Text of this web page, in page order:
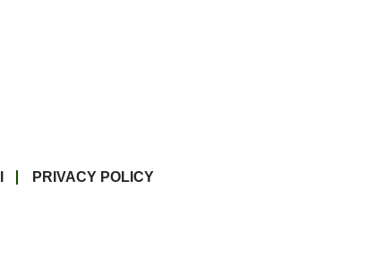
PRIVACY POLICY